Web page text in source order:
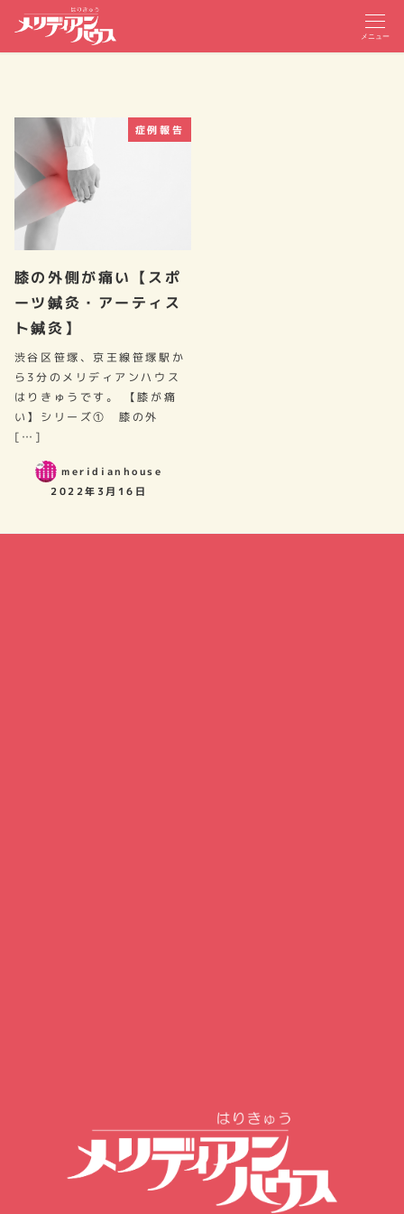
メニュー
症例報告
膝の外側が痛い【スポ
ーツ鍼灸・アーティス
ト鍼灸】
渋谷区笹塚、京王線笹塚駅か
ら3分のメリディアンハウス
はりきゅうです。 【膝が痛
い】シリーズ① 膝の外
[…]
meridianhouse
2022年3月16日